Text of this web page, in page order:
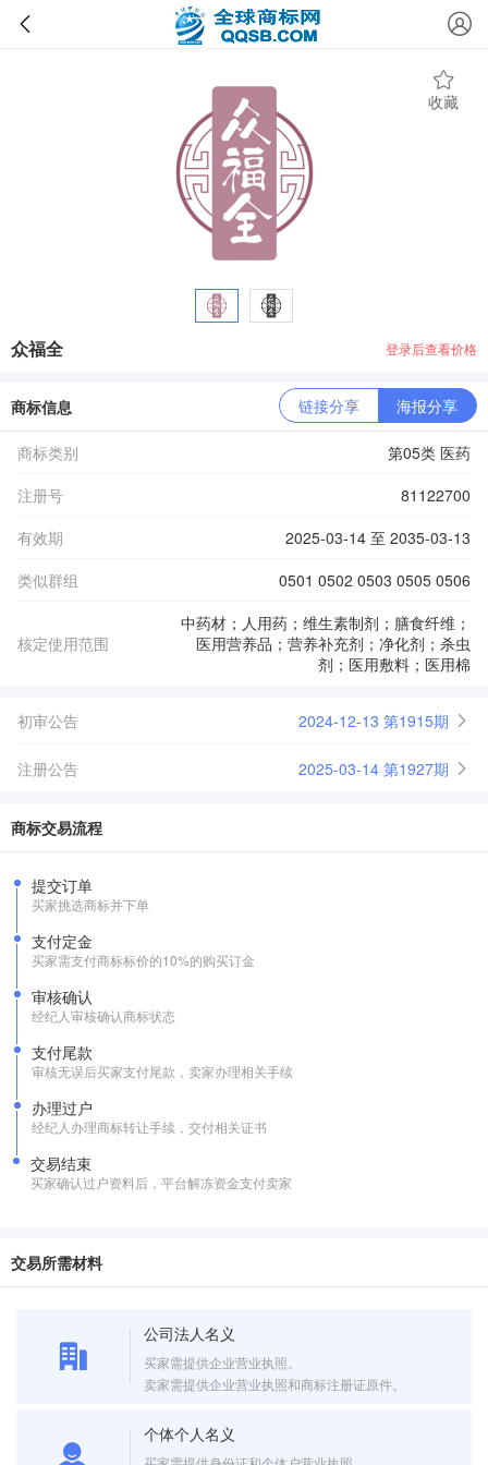
收藏
众福全 登录后查看价格
商标信息 链接分享 海报分享
商标类别
第05类 医药
注册号
81122700
有效期
2025-03-14 至 2035-03-13
类似群组
0501 0502 0503 0505 0506
核定使用范围
中药材；人用药；维生素制剂；膳食纤维；
医用营养品；营养补充剂；净化剂；杀虫
剂；医用敷料；医用棉
初审公告 2024-12-13 第1915期
注册公告 2025-03-14 第1927期
商标交易流程
提交订单
买家挑选商标并下单
支付定金
买家需支付商标标价的10%的购买订金
审核确认
经纪人审核确认商标状态
支付尾款
审核无误后买家支付尾款，卖家办理相关手续
办理过户
经纪人办理商标转让手续，交付相关证书
交易结束
买家确认过户资料后，平台解冻资金支付卖家
交易所需材料
公司法人名义
买家需提供企业营业执照。
卖家需提供企业营业执照和商标注册证原件。
个体个人名义